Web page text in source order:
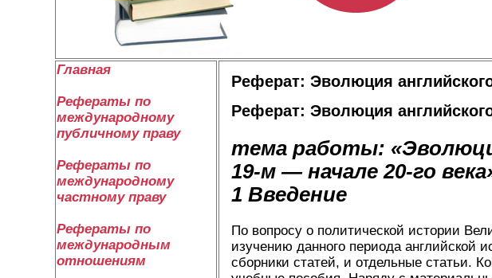
Главная
Рефераты по
международному
публичному праву
Рефераты по
международному
частному праву
Рефераты по
международным
отношениям
Реферат: Эволюция
Реферат: Эволюция
тема работы:
19-м — начале 20-го
1 Введение
По вопросу о политической истории
изучению данного периода английской
сборники статей, и отдельные статьи.